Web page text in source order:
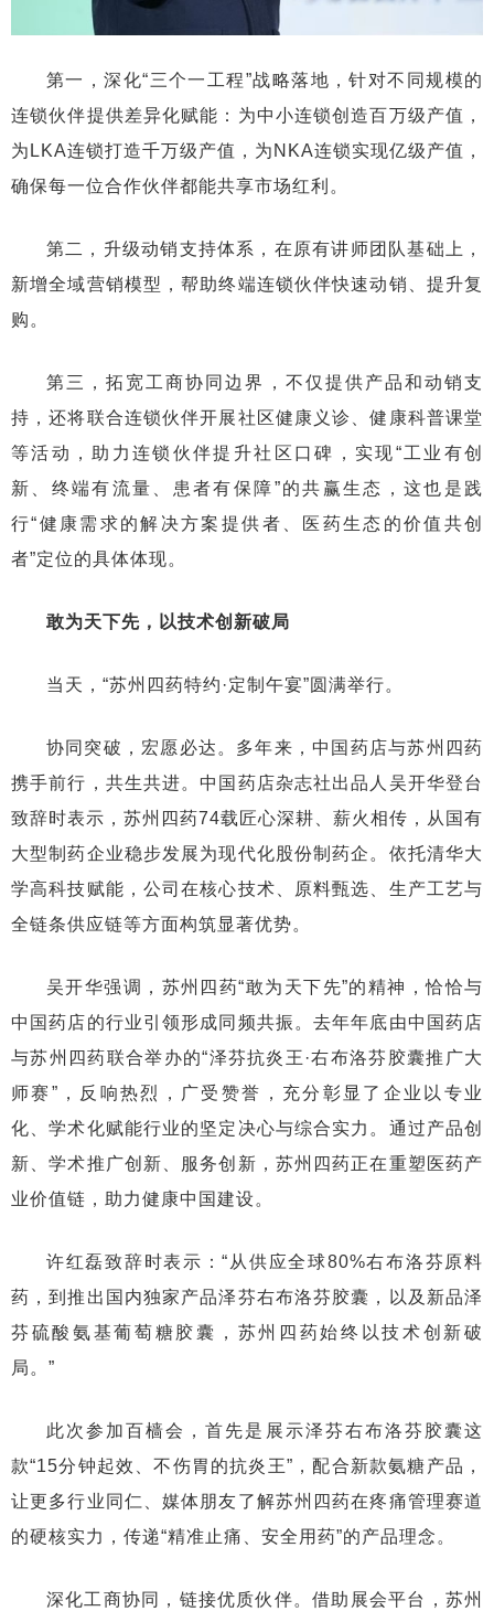
第一，深化“三个一工程”战略落地，针对不同规模的
连锁伙伴提供差异化赋能：为中小连锁创造百万级产值，
为LKA连锁打造千万级产值，为NKA连锁实现亿级产值，
确保每一位合作伙伴都能共享市场红利。
第二，升级动销支持体系，在原有讲师团队基础上，
新增全域营销模型，帮助终端连锁伙伴快速动销、提升复
购。
第三，拓宽工商协同边界，不仅提供产品和动销支
持，还将联合连锁伙伴开展社区健康义诊、健康科普课堂
等活动，助力连锁伙伴提升社区口碑，实现“工业有创
新、终端有流量、患者有保障”的共赢生态，这也是践
行“健康需求的解决方案提供者、医药生态的价值共创
者”定位的具体体现。
敢为天下先，以技术创新破局
当天，“苏州四药特约·定制午宴”圆满举行。
协同突破，宏愿必达。多年来，中国药店与苏州四药
携手前行，共生共进。中国药店杂志社出品人吴开华登台
致辞时表示，苏州四药74载匠心深耕、薪火相传，从国有
大型制药企业稳步发展为现代化股份制药企。依托清华大
学高科技赋能，公司在核心技术、原料甄选、生产工艺与
全链条供应链等方面构筑显著优势。
吴开华强调，苏州四药“敢为天下先”的精神，恰恰与
中国药店的行业引领形成同频共振。去年年底由中国药店
与苏州四药联合举办的“泽芬抗炎王·右布洛芬胶囊推广大
师赛”，反响热烈，广受赞誉，充分彰显了企业以专业
化、学术化赋能行业的坚定决心与综合实力。通过产品创
新、学术推广创新、服务创新，苏州四药正在重塑医药产
业价值链，助力健康中国建设。
许红磊致辞时表示：“从供应全球80%右布洛芬原料
药，到推出国内独家产品泽芬右布洛芬胶囊，以及新品泽
芬硫酸氨基葡萄糖胶囊，苏州四药始终以技术创新破
局。”
此次参加百樯会，首先是展示泽芬右布洛芬胶囊这
款“15分钟起效、不伤胃的抗炎王”，配合新款氨糖产品，
让更多行业同仁、媒体朋友了解苏州四药在疼痛管理赛道
的硬核实力，传递“精准止痛、安全用药”的产品理念。
深化工商协同，链接优质伙伴。借助展会平台，苏州